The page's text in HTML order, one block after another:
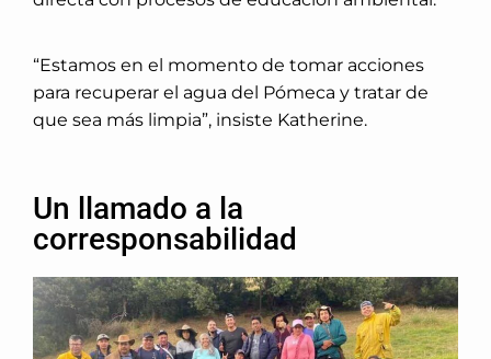
“Estamos en el momento de tomar acciones
para recuperar el agua del Pómeca y tratar de
que sea más limpia”, insiste Katherine.
Un llamado a la
corresponsabilidad